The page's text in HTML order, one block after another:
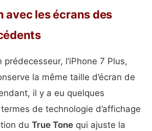
avec les écrans des
l’iPhone 7 Plus,
la même taille d’écran de
il y a eu quelques
de technologie d’affichage
du True Tone qui ajuste la